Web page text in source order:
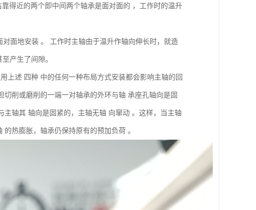
得近的两个即中间两个轴承是面对面的 ，工作时的温升
面地安装 。 工作时主轴由于温升作轴向伸长时，就造
产生了间隙。
上述 四种 中的任何一种布局方式安装都会影响主轴的回
削或磨削的一端一对轴承的外环与轴 承座孔轴向是固
轴其 轴向是固紧的，主轴无轴 向窜动 。这样，当主轴
热膨胀，轴承仍保持原有的预加负荷 。